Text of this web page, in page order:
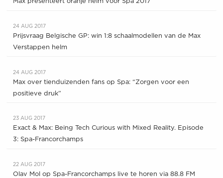
Max presenteert oranje helm voor Spa 2017
24 AUG 2017
Prijsvraag Belgische GP: win 1:8 schaalmodellen van de Max
Verstappen helm
24 AUG 2017
Max over tienduizenden fans op Spa: “Zorgen voor een
positieve druk”
23 AUG 2017
Exact & Max: Being Tech Curious with Mixed Reality. Episode
3: Spa-Francorchamps
22 AUG 2017
Olav Mol op Spa-Francorchamps live te horen via 88.8 FM